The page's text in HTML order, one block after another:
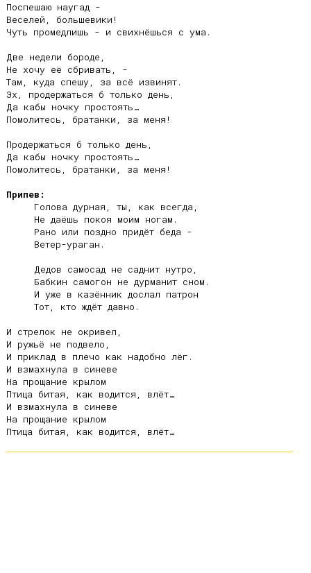
Поспешаю наугад -
Веселей, большевики!
Чуть промедлишь - и свихнёшься с ума.
Две недели бороде,
Не хочу её сбривать, -
Там, куда спешу, за всё извинят.
Эх, продержаться б только день,
Да кабы ночку простоять…
Помолитесь, братанки, за меня!
Продержаться б только день,
Да кабы ночку простоять…
Помолитесь, братанки, за меня!
Припев:
И стрелок не окривел,
И ружьё не подвело,
И приклад в плечо как надобно лёг.
И взмахнула в синеве
На прощание крылом
Птица битая, как водится, влёт…
И взмахнула в синеве
На прощание крылом